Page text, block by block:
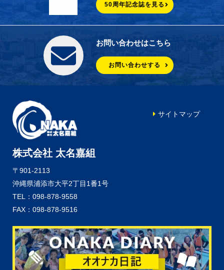
50周年記念誌を見る
お問い合わせはこちら
お問い合わせする
株式会社 太名嘉組
〒901-2113
沖縄県浦添市大平2丁目1番1号
TEL：098-878-9558
FAX：098-878-9516
サイトマップ